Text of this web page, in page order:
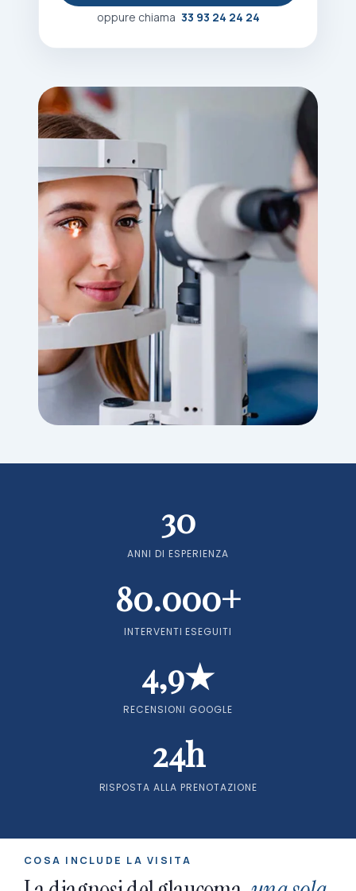
oppure chiama 33 93 24 24 24
30
ANNI DI ESPERIENZA
80.000+
INTERVENTI ESEGUITI
4,9★
RECENSIONI GOOGLE
24h
RISPOSTA ALLA PRENOTAZIONE
COSA INCLUDE LA VISITA